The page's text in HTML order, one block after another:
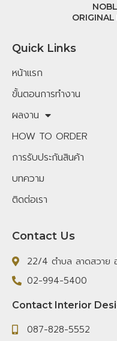
Quick Links
หน้าแรก
ขั้นตอนการทำงาน
ผลงาน
HOW TO ORDER
การรับประกันสินค้า
บทความ
ติดต่อเรา
Contact Us
22/4 ตำบล ลาดสวาย
02-994-5400
Contact Interior
087-828-5552